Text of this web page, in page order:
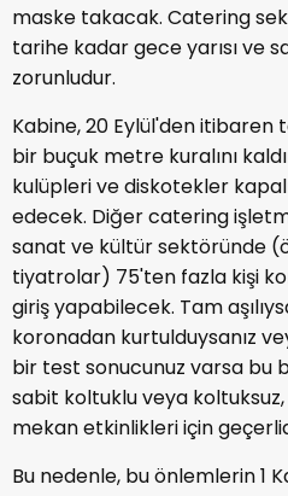
maske takacak. Catering
tarihe kadar gece yarısı ve
zorunludur.
Kabine, 20 Eylül'den itibaren
bir buçuk metre kuralını
kulüpleri ve diskotekler
edecek. Diğer catering
sanat ve kültür sektöründe
tiyatrolar) 75'ten fazla kişi
giriş yapabilecek. Tam
koronadan kurtulduysanız
bir test sonucunuz varsa bu
sabit koltuklu veya
mekan etkinlikleri için
Bu nedenle, bu önlemlerin 1